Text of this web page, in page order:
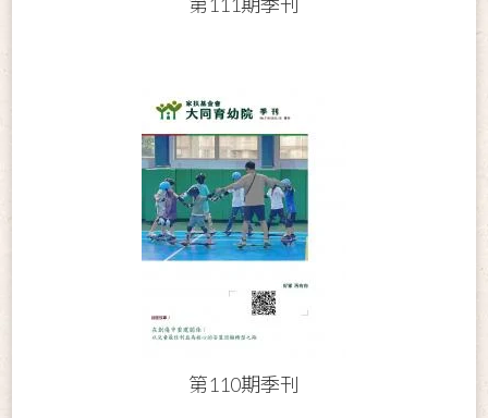
第110期季刊